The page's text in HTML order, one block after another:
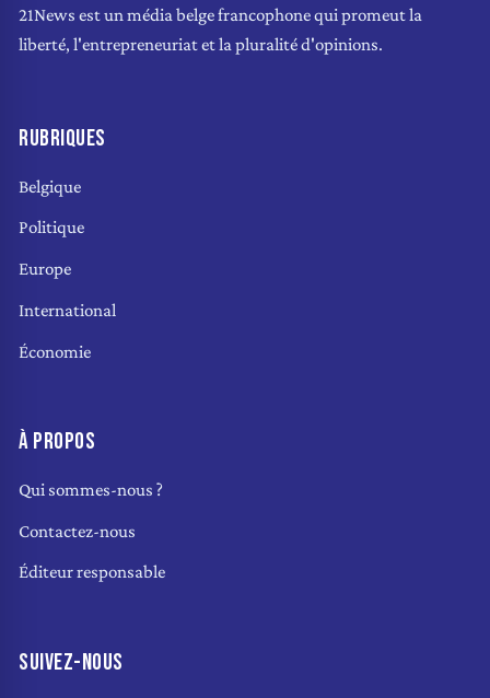
21News est un média belge francophone qui promeut la
liberté, l'entrepreneuriat et la pluralité d'opinions.
RUBRIQUES
Belgique
Politique
Europe
International
Économie
À PROPOS
Qui sommes-nous ?
Contactez-nous
Éditeur responsable
SUIVEZ-NOUS